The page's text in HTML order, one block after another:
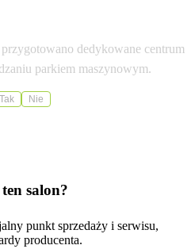
dedykowane centrum
parkiem maszynowym.
Tak Nie
salon?
punkt sprzedaży i serwisu,
producenta.